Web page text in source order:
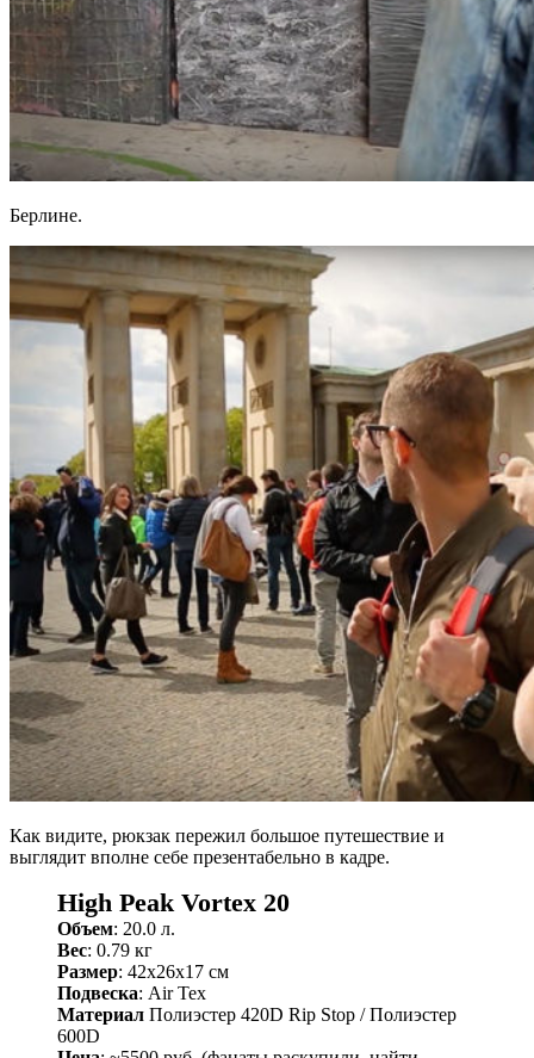
Берлине.
Как видите, рюкзак пережил большое путешествие и
выглядит вполне себе презентабельно в кадре.
High Peak Vortex 20
Объем: 20.0 л.
Вес: 0.79 кг
Размер: 42x26x17 см
Подвеска: Air Tex
Материал Полиэстер 420D Rip Stop / Полиэстер
600D